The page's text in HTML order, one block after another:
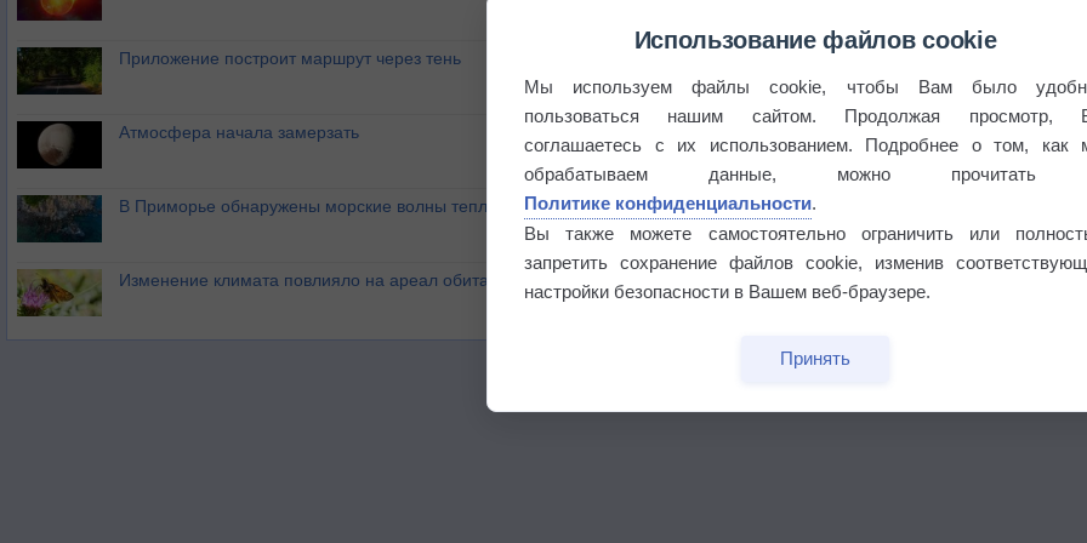
Приложение построит маршрут через тень
Атмосфера начала замерзать
В Приморье обнаружены морские волны тепла
Изменение климата повлияло на ареал обитания бабочек
Использование файлов cookie
Мы используем файлы cookie, чтобы Вам было
пользоваться нашим сайтом. Продолжая просмотр,
соглашаетесь с их использованием. Подробнее о том, как
обрабатываем данные, можно прочитать
Политике конфиденциальности.
Вы также можете самостоятельно ограничить или
запретить сохранение файлов cookie, изменив
настройки безопасности в Вашем веб-браузере.
Принять